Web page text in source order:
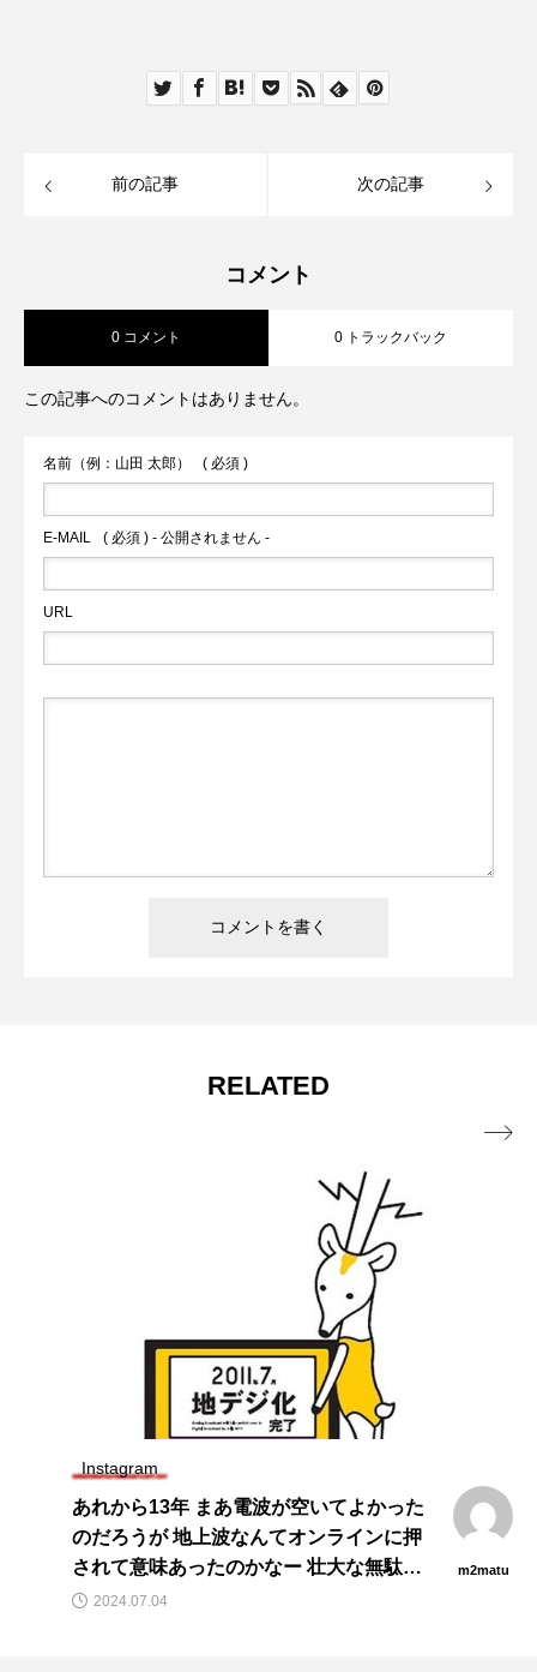
前の記事 次の記事
コメント
0 コメント 0 トラックバック
この記事へのコメントはありません。
名前（例：山田 太郎） ( 必須 )
E-MAIL ( 必須 ) - 公開されません -
URL
RELATED
Instagram
あれから13年 まあ電波が空いてよかった
のだろうが 地上波なんてオンラインに押
されて意味あったのかなー 壮大な無駄遣
m2matu
2024.07.04
